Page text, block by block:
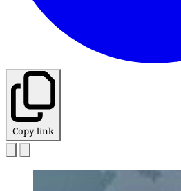
Copy link